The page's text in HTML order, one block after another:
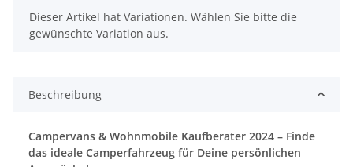
x
Dieser Artikel hat Variationen. Wählen Sie bitte die
gewünschte Variation aus.
Beschreibung
Campervans & Wohnmobile Kaufberater 2024 – Finde
das ideale Camperfahrzeug für Deine persönlichen